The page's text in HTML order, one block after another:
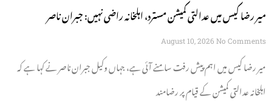
میر رضا کیس میں عدالتی کمیشن مسترد، اہلخانہ راضی نہیں: جبران ناصر
August 10, 2026 No Comments
میر رضا کیس میں اہم پیش رفت سامنے آئی ہے، جہاں وکیل جبران ناصر نے کہا ہے کہ
اہلخانہ عدالتی کمیشن کے قیام پر رضامند